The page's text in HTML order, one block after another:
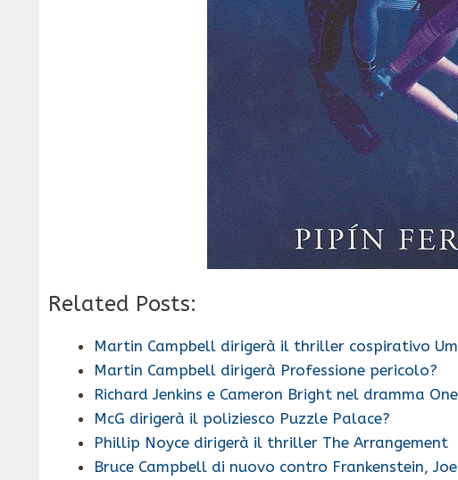
Related Posts:
Martin Campbell dirigerà il thriller cospirativo
Martin Campbell dirigerà Professione pericolo?
Richard Jenkins e Cameron Bright nel dramma
McG dirigerà il poliziesco Puzzle Palace?
Phillip Noyce dirigerà il thriller The Arrangement
Bruce Campbell di nuovo contro Frankenstein,